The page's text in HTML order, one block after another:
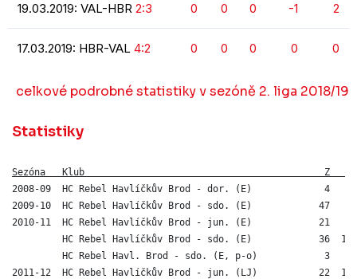
19.03.2019: VAL-HBR 2:3 0 0 0 -1 2
17.03.2019: HBR-VAL 4:2 0 0 0 0 0
celkové podrobné statistiky v sezóně 2. liga 2018/19
Statistiky
Sezóna   Klub                                           Z   G
2008-09  HC Rebel Havlíčkův Brod - dor. (E)             4
2009-10  HC Rebel Havlíčkův Brod - sdo. (E)            47
2010-11  HC Rebel Havlíčkův Brod - jun. (E)            21
HC Rebel Havlíčkův Brod - sdo. (E)            36  18
HC Rebel Havl. Brod - sdo. (E, p-o)            3   1
2011-12  HC Rebel Havlíčkův Brod - jun. (LJ)           22